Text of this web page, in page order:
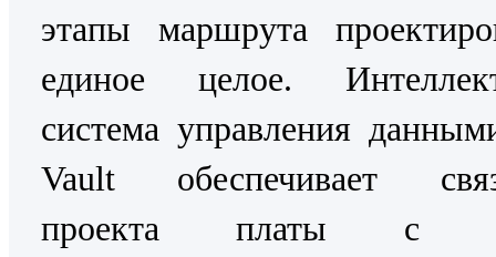
этапы маршрута
единое целое.
система управления
Vault обеспечивает
проекта платы с